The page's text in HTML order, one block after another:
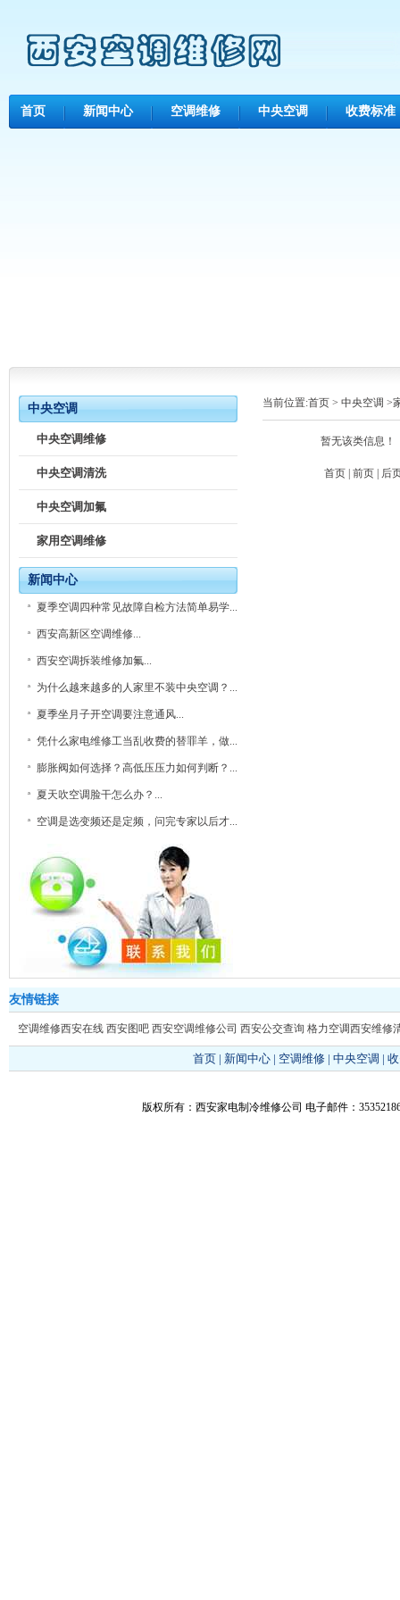
首页 新闻中心 空调维修 中央空调 收费标准
中央空调
中央空调维修
中央空调清洗
中央空调加氟
家用空调维修
新闻中心
夏季空调四种常见故障自检方法简单易学...
西安高新区空调维修...
西安空调拆装维修加氟...
为什么越来越多的人家里不装中央空调？...
夏季坐月子开空调要注意通风...
凭什么家电维修工当乱收费的替罪羊，做...
膨胀阀如何选择？高低压压力如何判断？...
夏天吹空调脸干怎么办？...
空调是选变频还是定频，问完专家以后才...
当前位置:首页 > 中央空调 >
暂无该类信息！
首页 | 前页 | 后
友情链接
空调维修西安在线 西安图吧 西安空调维修公司 西安公交查询 格力空调西安维修
首页| 新闻中心| 空调维修| 中央空调 |
版权所有：西安家电制冷维修公司 电子邮件：